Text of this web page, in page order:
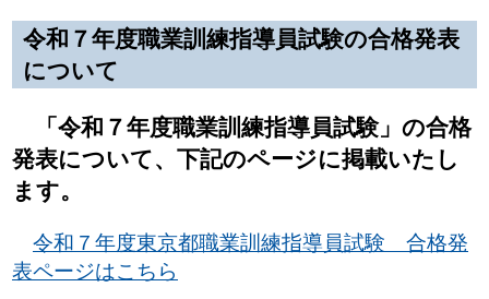
令和７年度職業訓練指導員試験の合格発表
について
「令和７年度職業訓練指導員試験」の合格
発表について、下記のページに掲載いたし
ます。
令和７年度東京都職業訓練指導員試験 合格発
表ページはこちら